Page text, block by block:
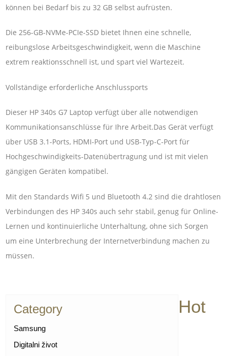
können bei Bedarf bis zu 32 GB selbst aufrüsten.
Die 256-GB-NVMe-PCIe-SSD bietet Ihnen eine schnelle,
reibungslose Arbeitsgeschwindigkeit, wenn die Maschine
extrem reaktionsschnell ist, und spart viel Wartezeit.
Vollständige erforderliche Anschlussports
Dieser HP 340s G7 Laptop verfügt über alle notwendigen
Kommunikationsanschlüsse für Ihre Arbeit.Das Gerät verfügt
über USB 3.1-Ports, HDMI-Port und USB-Typ-C-Port für
Hochgeschwindigkeits-Datenübertragung und ist mit vielen
gängigen Geräten kompatibel.
Mit den Standards Wifi 5 und Bluetooth 4.2 sind die drahtlosen
Verbindungen des HP 340s auch sehr stabil, genug für Online-
Lernen und kontinuierliche Unterhaltung, ohne sich Sorgen
um eine Unterbrechung der Internetverbindung machen zu
müssen.
Category
Samsung
Digitalni život
Hot